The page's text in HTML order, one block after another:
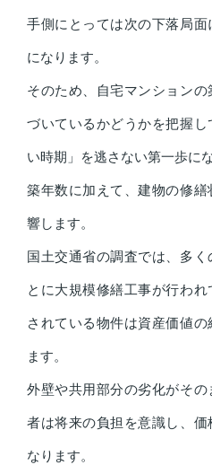
手側にとっては次の下落局
になります。
そのため、自宅マンション
づいているかどうかを把握
い時期」を逃さない第一歩にな
築年数に加えて、建物の修
響します。
国土交通省の調査では、多
とに大規模修繕工事が行わ
されている物件は資産価値
ます。
外壁や共用部分の劣化がそ
者は将来の負担を意識し、価
なります。